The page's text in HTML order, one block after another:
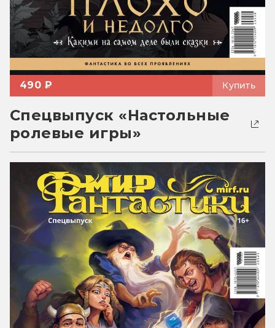
490 ₽ Купить
Спецвыпуск «Настольные
ролевые игры»